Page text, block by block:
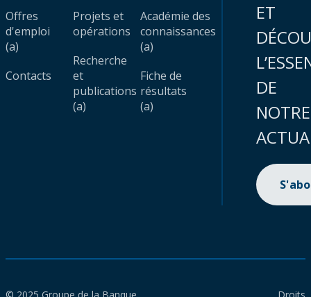
Offres
d'emploi
(a)
Contacts
Projets et
opérations
Recherche
et
publications
(a)
Académie des
connaissances
(a)
Fiche de
résultats
(a)
ET
DE
NOTRE